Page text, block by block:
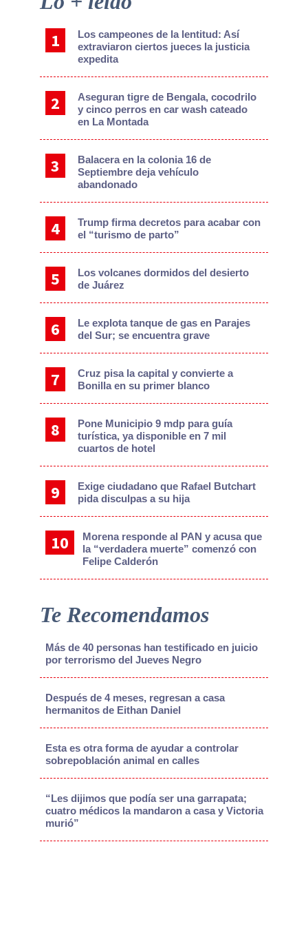
Sidebar
Los campeones de la lentitud: Así
extraviaron ciertos jueces la justicia
expedita
Aseguran tigre de Bengala, cocodrilo
y cinco perros en car wash cateado
en La Montada
Balacera en la colonia 16 de
Septiembre deja vehículo
abandonado
Trump firma decretos para acabar con
el “turismo de parto”
Los volcanes dormidos del desierto
de Juárez
Le explota tanque de gas en Parajes
del Sur; se encuentra grave
Cruz pisa la capital y convierte a
Bonilla en su primer blanco
Pone Municipio 9 mdp para guía
turística, ya disponible en 7 mil
cuartos de hotel
Exige ciudadano que Rafael Butchart
pida disculpas a su hija
Morena responde al PAN y acusa que
la “verdadera muerte” comenzó con
Felipe Calderón
Te Recomendamos
Más de 40 personas han testificado en juicio
por terrorismo del Jueves Negro
Después de 4 meses, regresan a casa
hermanitos de Eithan Daniel
Esta es otra forma de ayudar a controlar
sobrepoblación animal en calles
“Les dijimos que podía ser una garrapata;
cuatro médicos la mandaron a casa y Victoria
murió”